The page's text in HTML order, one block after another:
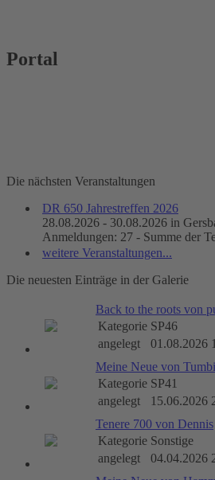
Portal
Die nächsten Veranstaltungen
DR 650 Jahrestreffen 2026
28.08.2026 - 30.08.2026 in
Anmeldungen: 27 - Summe der
weitere Veranstaltungen...
Die neuesten Einträge in der Galerie
Back to the roots von
Kategorie SP46
angelegt
01.08.2026
Meine Neue von Tumbi
Kategorie SP41
angelegt
15.06.2026
Tenere 700 von Dennis
Kategorie Sonstige
angelegt
04.04.2026